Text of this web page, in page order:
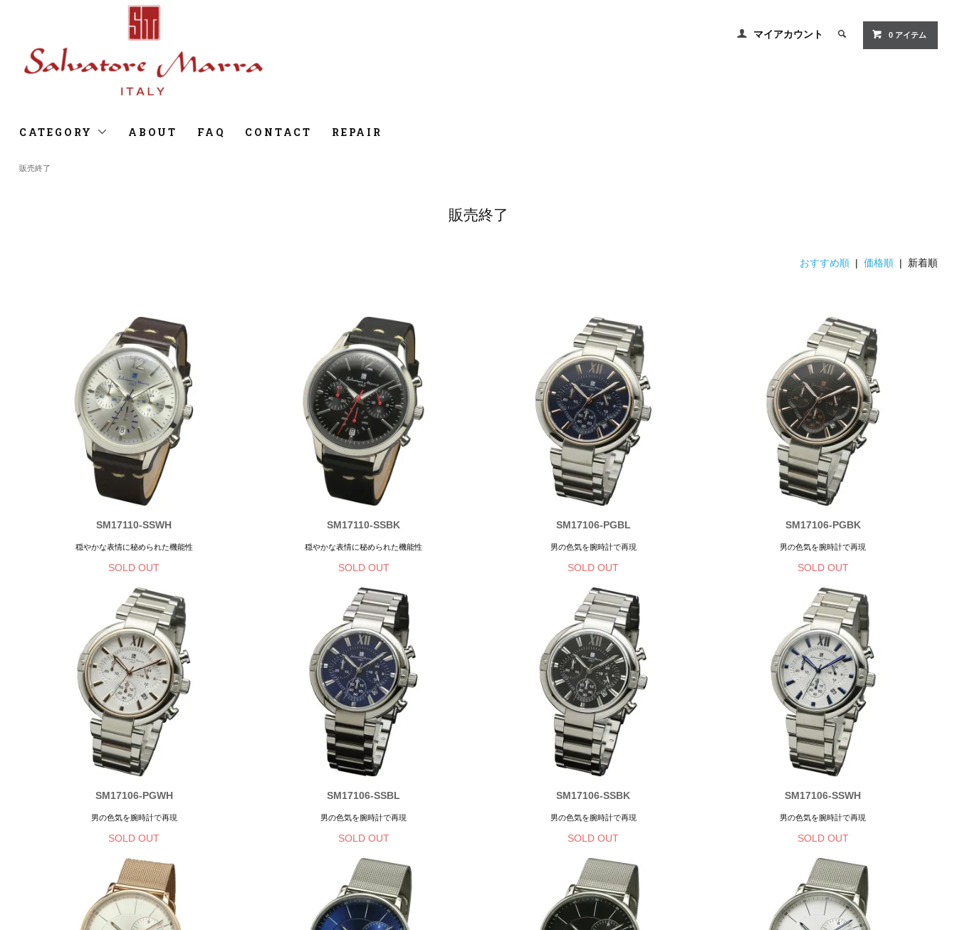
マイアカウント 0 アイテム
CATEGORY ABOUT FAQ CONTACT REPAIR
販売終了
販売終了
おすすめ順 |価格順 | 新着順
SM17110-SSWH
穏やかな表情に秘められた機能性
SOLD OUT
SM17110-SSBK
穏やかな表情に秘められた機能性
SOLD OUT
SM17106-PGBL
男の色気を腕時計で再現
SOLD OUT
SM17106-PGBK
男の色気を腕時計で再現
SOLD OUT
SM17106-PGWH
男の色気を腕時計で再現
SOLD OUT
SM17106-SSBL
男の色気を腕時計で再現
SOLD OUT
SM17106-SSBK
男の色気を腕時計で再現
SOLD OUT
SM17106-SSWH
男の色気を腕時計で再現
SOLD OUT